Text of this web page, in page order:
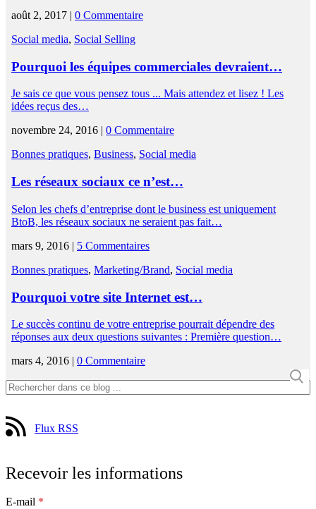
août 2, 2017 | 0 Commentaire
Social media, Social Selling
Pourquoi les équipes commerciales devraient…
Je sais ce que vous pensez tous ... Mais attendez et lisez ! Les
idées reçus des…
novembre 24, 2016 | 0 Commentaire
Bonnes pratiques, Business, Social media
Les réseaux sociaux ce n’est…
Selon les chefs d’entreprise dont le business est uniquement
BtoB, les réseaux sociaux ne seraient pas fait…
mars 9, 2016 | 5 Commentaires
Bonnes pratiques, Marketing/Brand, Social media
Pourquoi votre site Internet est…
Le succès continu de votre entreprise pourrait dépendre des
réponses aux deux questions suivantes : Première question…
mars 4, 2016 | 0 Commentaire
Flux RSS
Recevoir les informations
E-mail *